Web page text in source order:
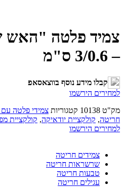
צמיד פלטה "האש
– 3/0.6 ס"מ
קבלו מידע נוסף בווצאסאפ
למחירים הירשמו
מק"ט 10138 קטגוריות צמידי פלטה
חריטה, קולקציית יודאיקה, קולקציית
למחירים הירשמו
צמידים חריטה
שרשראות חריטה
טבעות חריטה
עגילים חריטה